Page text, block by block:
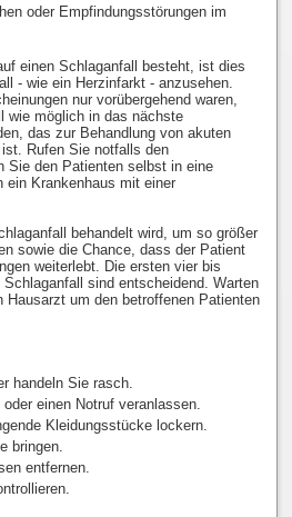
oder Empfindungsstörungen im
einen Schlaganfall besteht, ist dies
- wie ein Herzinfarkt - anzusehen.
nur vorübergehend waren,
wie möglich in das nächste
das zur Behandlung von akuten
Rufen Sie notfalls den
Sie den Patienten selbst in eine
Krankenhaus mit einer
behandelt wird, um so größer
sowie die Chance, dass der Patient
weiterlebt. Die ersten vier bis
sind entscheidend. Warten
um den betroffenen Patienten
handeln Sie rasch.
einen Notruf veranlassen.
Kleidungsstücke lockern.
bringen.
entfernen.